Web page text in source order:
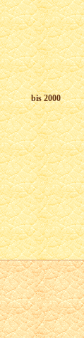
bis 2000